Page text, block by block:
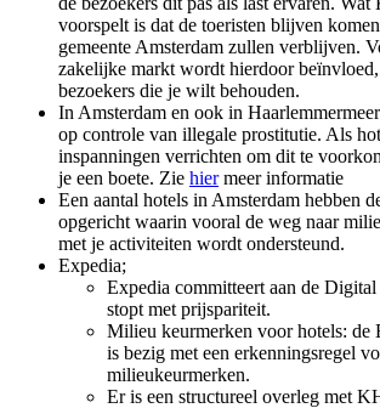
voorspelt is dat de toeristen blijven
gemeente Amsterdam zullen verblijven.
zakelijke markt wordt hierdoor
bezoekers die je wilt behouden.
In Amsterdam en ook in
op controle van illegale prostitutie. Als
inspanningen verrichten om dit te
je een boete. Zie hiermeer informatie
Een aantal hotels in Amsterdam hebben
opgericht waarin vooral de weg naar
met je activiteiten wordt ondersteund.
Expedia;
Expedia committeert aan de
stopt met prijspariteit.
Milieu keurmerken voor hotels: de
is bezig met een erkenningsregel
milieukeurmerken.
Er is een structureel overleg met